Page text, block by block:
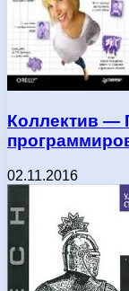
Коллектив —
02.11.2016